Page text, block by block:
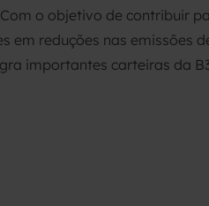
o objetivo de contribuir
reduções nas emissões
importantes carteiras da